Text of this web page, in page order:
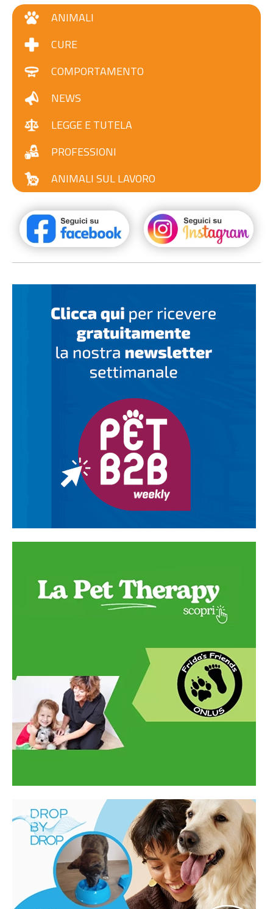
ANIMALI
CURE
COMPORTAMENTO
NEWS
LEGGE E TUTELA
PROFESSIONI
ANIMALI SUL LAVORO